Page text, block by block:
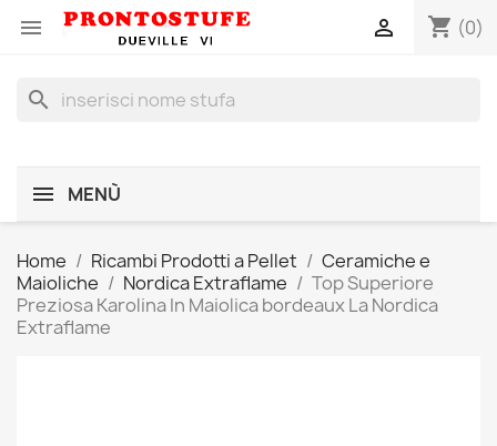
 shopping_cart (0)

search
MENÙ
Home Ricambi Prodotti a Pellet
Ceramiche e
Maioliche
Nordica Extraflame
Top Superiore
Preziosa Karolina In Maiolica bordeaux La Nordica
Extraflame